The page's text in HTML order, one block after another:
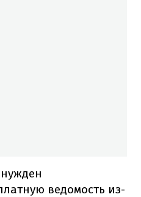
ведомость из-